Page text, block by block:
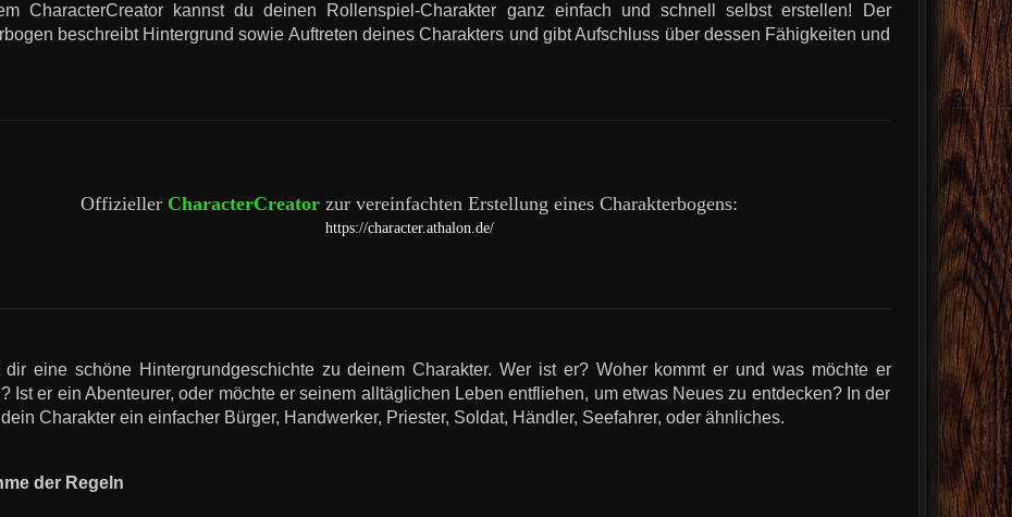
CharacterCreator kannst du deinen Rollenspiel-Charakter ganz einfach und schnell selbst erstellen! Der
beschreibt Hintergrund sowie Auftreten deines Charakters und gibt Aufschluss über dessen Fähigkeiten und
Offizieller CharacterCreator zur vereinfachten Erstellung eines Charakterbogens:
https://character.athalon.de/
dir eine schöne Hintergrundgeschichte zu deinem Charakter. Wer ist er? Woher kommt er und was möchte er
Ist er ein Abenteurer, oder möchte er seinem alltäglichen Leben entfliehen, um etwas Neues zu entdecken? In der
Charakter ein einfacher Bürger, Handwerker, Priester, Soldat, Händler, Seefahrer, oder ähnliches.
der Regeln